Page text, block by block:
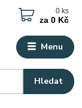
Menu
Hledat
0 ks
za 0 Kč